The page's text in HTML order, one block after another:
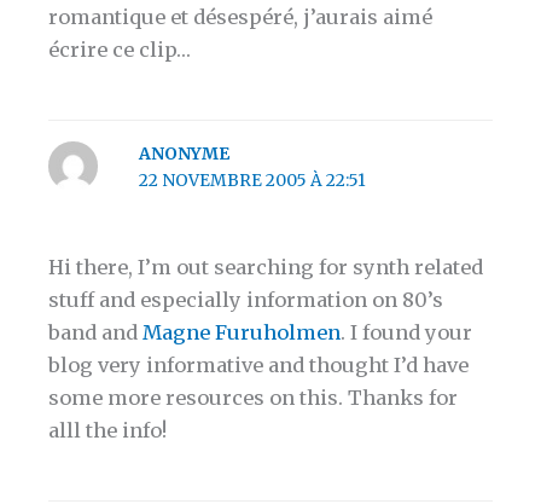
romantique et désespéré, j’aurais aimé
écrire ce clip…
ANONYME
22 NOVEMBRE 2005 À 22:51
Hi there, I’m out searching for synth related
stuff and especially information on 80’s
band and Magne Furuholmen. I found your
blog very informative and thought I’d have
some more resources on this. Thanks for
alll the info!